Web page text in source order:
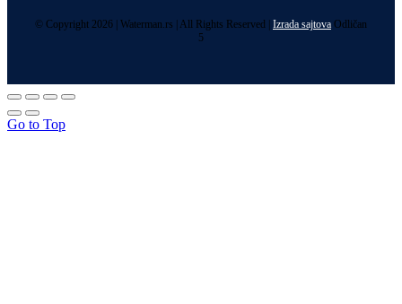
© Copyright 2026 | Waterman.rs | All Rights Reserved | Izrada sajtova Odličan
5
Go to Top